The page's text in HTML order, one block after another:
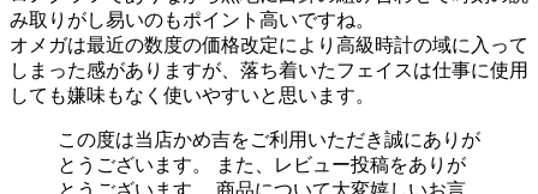
み取りがし易いのもポイント高いですね。
オメガは最近の数度の価格改定により高級時計の域に入って
しまった感がありますが、落ち着いたフェイスは仕事に使用
しても嫌味もなく使いやすいと思います。
この度は当店かめ吉をご利用いただき誠にありが
とうございます。 また、レビュー投稿をありが
とうございます。 商品について大変嬉しいお言